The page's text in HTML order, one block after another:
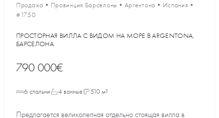
Продажа • Провинция Барселоны • Аргентона • Испания •
#1750
ПРОСТОРНАЯ ВИЛЛА С ВИДОМ НА МОРЕ В ARGENTONA,
БАРСЕЛОНА
790 000€
6 спальни 4 ванные 510 м²
Предлагается великолепная отдельно стоящая вилла в